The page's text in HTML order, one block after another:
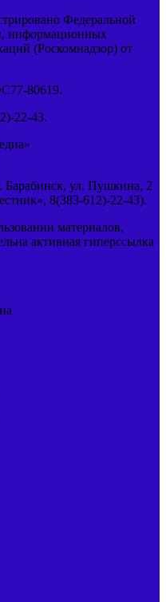
Федеральной
информационных
(Роскомнадзор) от
80619.
22-43.
Барабинск, ул. Пушкина, 2
8(383-612)-22-43).
материалов,
активная гиперссылка